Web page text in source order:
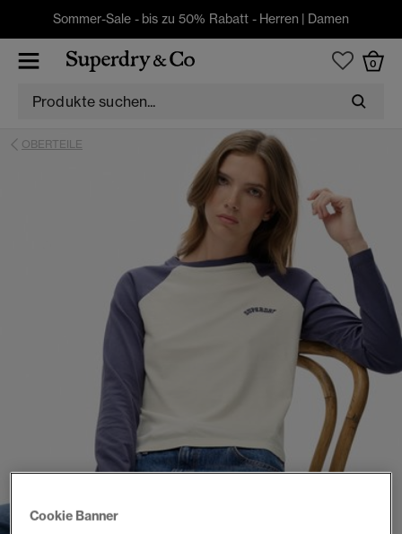
Sommer-Sale - bis zu 50% Rabatt - Herren | Damen
0
OBERTEILE
Cookie Banner